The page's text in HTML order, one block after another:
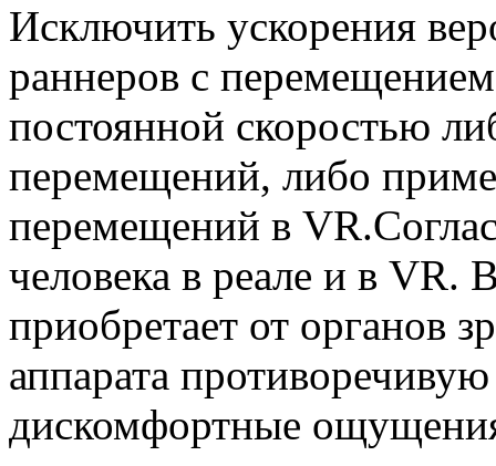
Исключить ускорения
раннеров с
постоянной скоростью
перемещений, либо
перемещений в
человека в реале и в VR.
приобретает от органов
аппарата
дискомфортные